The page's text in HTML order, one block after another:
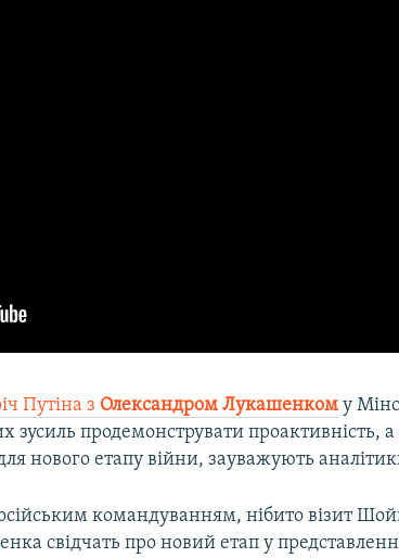
Путіна з Олександром Лукашенком у
зусиль продемонструвати проактивність,
нового етапу війни, зауважують
командуванням, нібито візит
свідчать про новий етап у